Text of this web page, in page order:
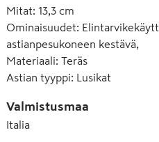
Mitat: 13,3 cm
Ominaisuudet:
astianpesukoneen kestävä,
Materiaali: Teräs
Astian tyyppi: Lusikat
Valmistusmaa
Italia